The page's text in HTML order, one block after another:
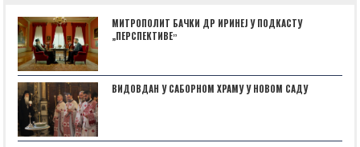
МИТРОПОЛИТ БАЧКИ ДР ИРИНЕЈ У ПОДКАСТУ
„ПЕРСПЕКТИВЕˮ
ВИДОВДАН У САБОРНОМ ХРАМУ У НОВОМ САДУ